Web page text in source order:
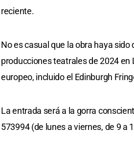
reciente.
No es casual que la obra haya
producciones teatrales de 2024
europeo, incluido el Edinburgh
La entrada será a la gorra
573994 (de lunes a viernes, de 9 a